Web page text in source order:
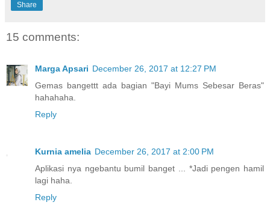
Share
15 comments:
Marga Apsari December 26, 2017 at 12:27 PM
Gemas bangettt ada bagian "Bayi Mums Sebesar Beras"
hahahaha.
Reply
Kurnia amelia December 26, 2017 at 2:00 PM
Aplikasi nya ngebantu bumil banget ... *Jadi pengen hamil
lagi haha.
Reply